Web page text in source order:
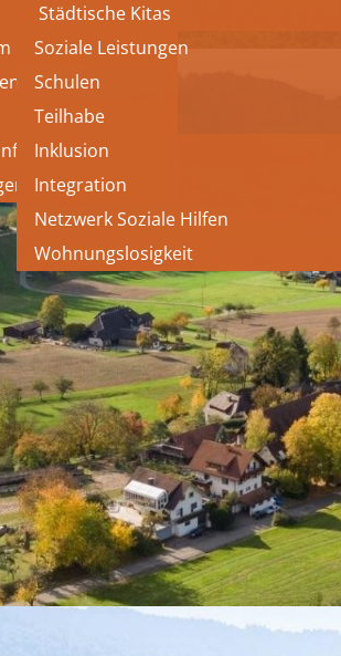
Städtische Kitas
Soziale Leistungen
Schulen
Teilhabe
Inklusion
Integration
Netzwerk Soziale Hilfen
Wohnungslosigkeit